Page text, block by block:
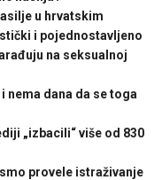
u hrvatskim
i pojednostavljeno
na seksualnoj
nema dana da se toga
„izbacili“ više od 830
smo provele istraživanje